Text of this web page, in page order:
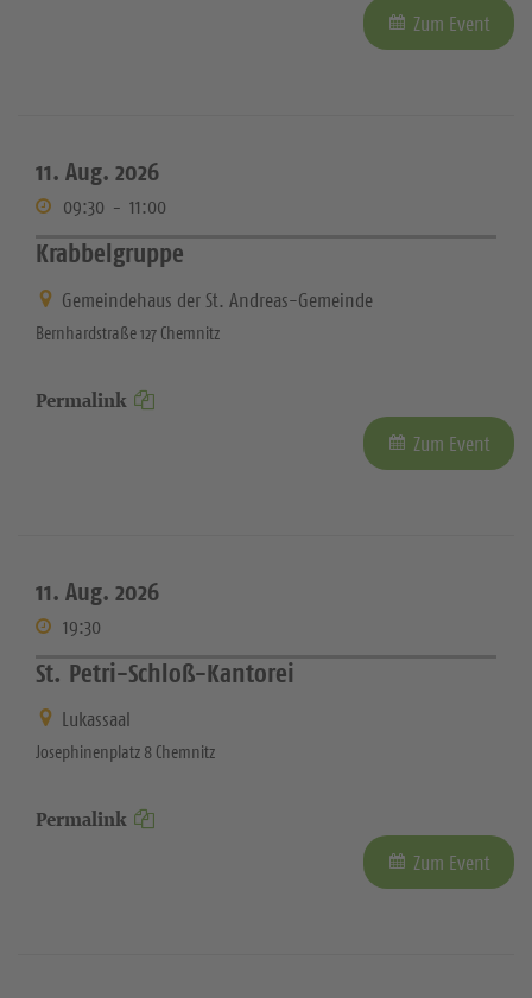
Zum Event
11. Aug. 2026
09:30 - 11:00
Krabbelgruppe
Gemeindehaus der St. Andreas-Gemeinde
Bernhardstraße 127 Chemnitz
Permalink
Zum Event
11. Aug. 2026
19:30
St. Petri-Schloß-Kantorei
Lukassaal
Josephinenplatz 8 Chemnitz
Permalink
Zum Event